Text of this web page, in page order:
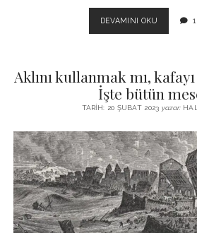
DEVAMINI OKU SEÇIM
Aklını kullanmak mı,
İşte bütün
TARIH: 20 ŞUBAT 2023 yazar: